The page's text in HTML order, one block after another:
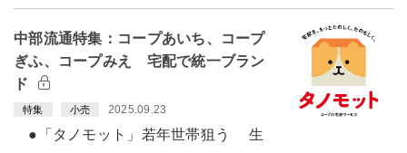
中部流通特集：コープあいち、コープ
ぎふ、コープみえ 宅配で統一ブラン
ド
特集 小売 2025.09.23
●「タノモット」若年世帯狙う 生